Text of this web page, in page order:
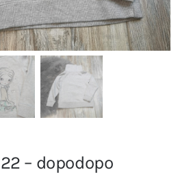
– dopodopo